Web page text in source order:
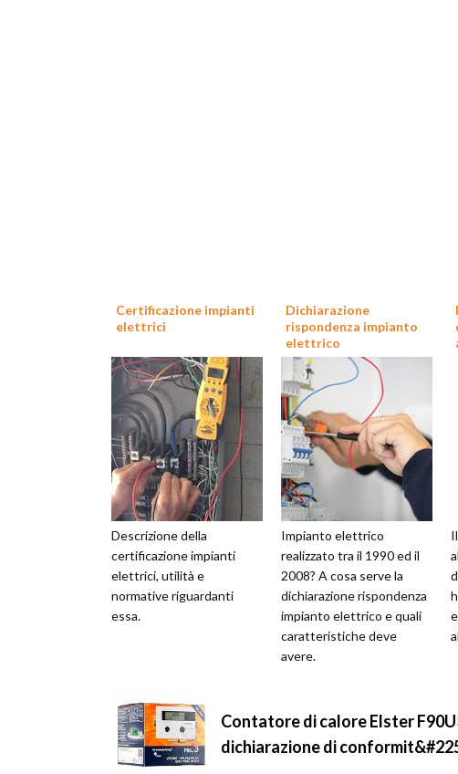
Certificazione impianti
elettrici
Descrizione della
certificazione impianti
elettrici, utilità e
normative riguardanti
essa.
Dichiarazione
rispondenza impianto
elettrico
Impianto elettrico
realizzato tra il 1990 ed il
2008? A cosa serve la
dichiarazione rispondenza
impianto elettrico e quali
caratteristiche deve
avere.
Contatore di calore Elster
dichiarazione di